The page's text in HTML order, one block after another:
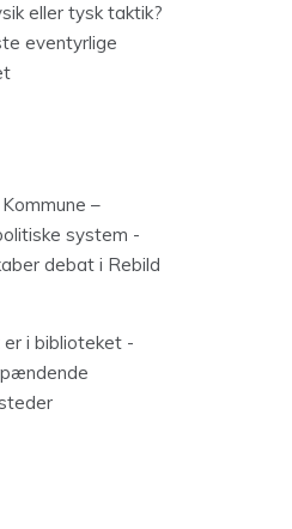
eller tysk taktik?
eventyrlige
–
system -
debat i Rebild
i biblioteket -